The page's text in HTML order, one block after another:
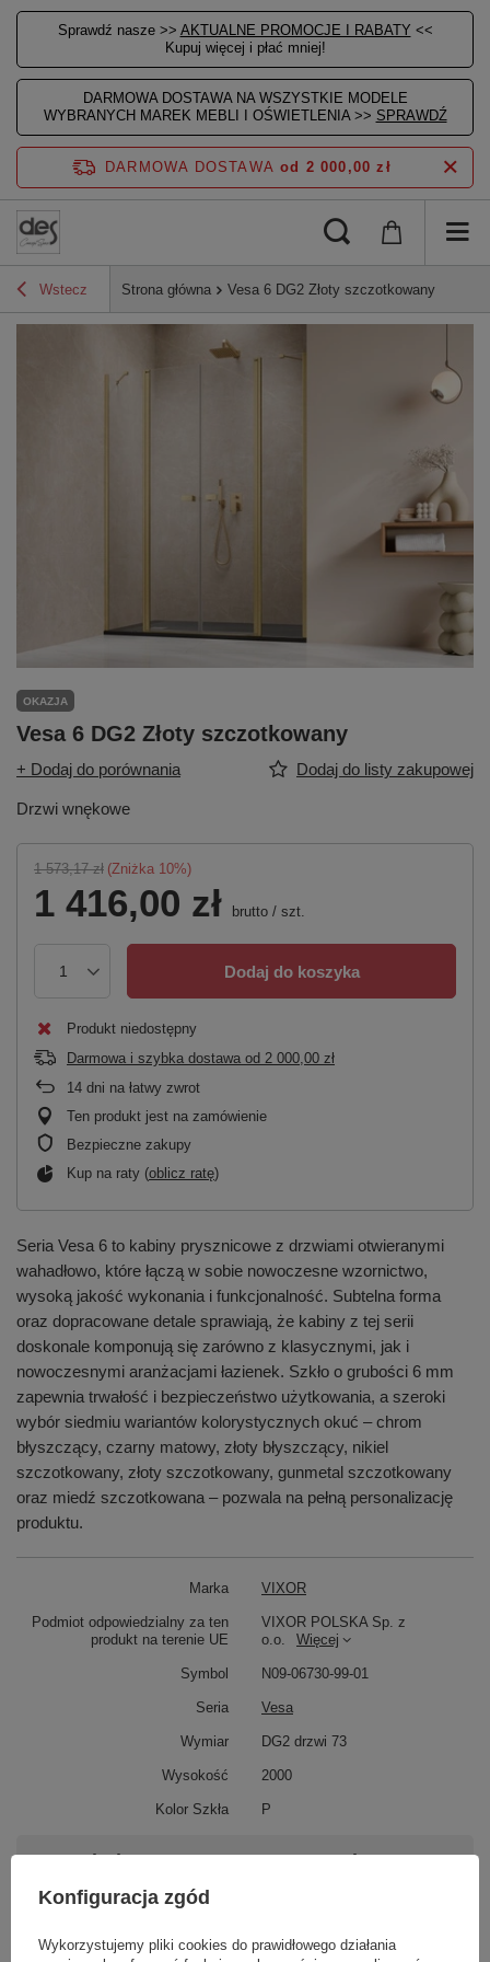
Sprawdź nasze >> AKTUALNE PROMOCJE I RABATY <<
Kupuj więcej i płać mniej!
DARMOWA DOSTAWA NA WSZYSTKIE MODELE
WYBRANYCH MAREK MEBLI I OŚWIETLENIA >> SPRAWDŹ
DARMOWA DOSTAWA od 2 000,00 zł
Wstecz Strona główna Vesa 6 DG2 Złoty szczotkowany
OKAZJA
Vesa 6 DG2 Złoty szczotkowany
+ Dodaj do porównania Dodaj do listy zakupowej
Drzwi wnękowe
1 573,17 zł (Zniżka 10%)
1 416,00 zł brutto / szt.
Dodaj do koszyka
Produkt niedostępny
Darmowa i szybka dostawa od 2 000,00 zł
14 dni na łatwy zwrot
Ten produkt jest na zamówienie
Bezpieczne zakupy
Kup na raty (oblicz ratę)
Seria Vesa 6 to kabiny prysznicowe z drzwiami otwieranymi
wahadłowo, które łączą w sobie nowoczesne wzornictwo,
wysoką jakość wykonania i funkcjonalność. Subtelna forma
oraz dopracowane detale sprawiają, że kabiny z tej serii
doskonale komponują się zarówno z klasycznymi, jak i
nowoczesnymi aranżacjami łazienek. Szkło o grubości 6 mm
zapewnia trwałość i bezpieczeństwo użytkowania, a szeroki
wybór siedmiu wariantów kolorystycznych okuć – chrom
błyszczący, czarny matowy, złoty błyszczący, nikiel
szczotkowany, złoty szczotkowany, gunmetal szczotkowany
oraz miedź szczotkowana – pozwala na pełną personalizację
produktu.
Marka VIXOR
Podmiot odpowiedzialny za ten
produkt na terenie UE
VIXOR POLSKA Sp. z
o.o.
Więcej
Symbol N09-06730-99-01
Seria Vesa
Wymiar DG2 drzwi 73
Wysokość 2000
Kolor Szkła P
Potrzebujesz pomocy? Masz pytania?
Zadaj pytanie a my odpowiemy niezwłocznie,
najciekawsze pytania i odpowiedzi publikując
Konfiguracja zgód
Wykorzystujemy pliki cookies do prawidłowego działania